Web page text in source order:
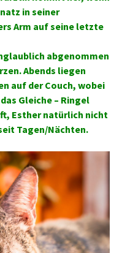
in seiner
Arm auf seine letzte
abgenommen
Abends liegen
auf der Couch, wobei
Gleiche – Ringel
Esther natürlich nicht
Tagen/Nächten.